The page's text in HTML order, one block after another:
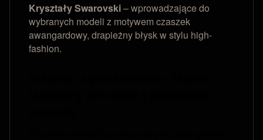
Kryształy Swarovski– wprowadzające do
wybranych modeli z motywem czaszek
awangardowy, drapieżny błysk w stylu high-
fashion.